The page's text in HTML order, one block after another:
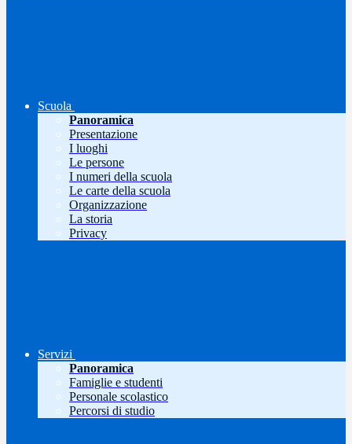
Scuola
Panoramica
Presentazione
I luoghi
Le persone
I numeri della scuola
Le carte della scuola
Organizzazione
La storia
Privacy
Servizi
Panoramica
Famiglie e studenti
Personale scolastico
Percorsi di studio